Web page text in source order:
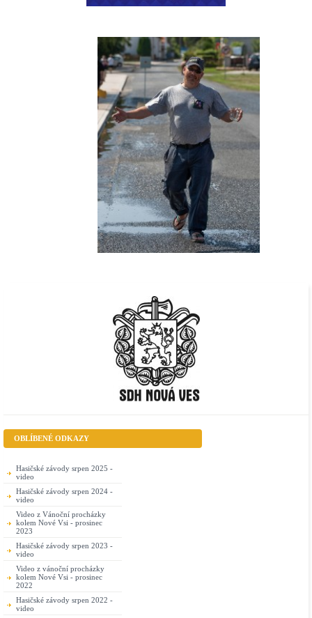
OBLÍBENÉ ODKAZY
Hasičské závody srpen 2025 -
video
Hasičské závody srpen 2024 -
video
Video z Vánoční procházky
kolem Nové Vsi - prosinec
2023
Hasičské závody srpen 2023 -
video
Video z vánoční procházky
kolem Nové Vsi - prosinec
2022
Hasičské závody srpen 2022 -
video